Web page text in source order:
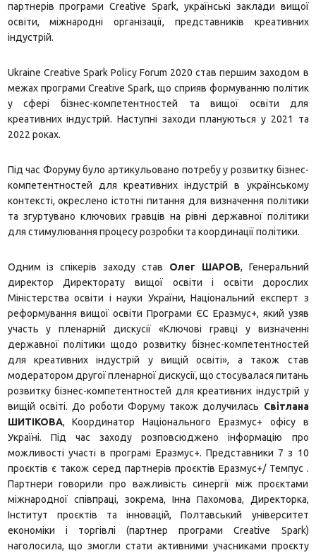
партнерів програми Creative Spark, українські заклади вищої
освіти, міжнародні організації, представників креативних
індустрій.
Ukraine Creative Spark Policy Forum 2020 став першим заходом в
межах програми Creative Spark, що сприяв формуванню політик
у сфері бізнес-компетентностей та вищої освіти для
креативних індустрій. Наступні заходи плануються у 2021 та
2022 роках.
Під час Форуму було артикульовано потребу у розвитку бізнес-
компетентностей для креативних індустрій в українському
контексті, окреслено істотні питання для визначення політики
та згуртувано ключових гравців на рівні державної політики
для стимулювання процесу розробки та координації політики.
Одним із спікерів заходу став Олег ШАРОВ, Генеральний
директор Директорату вищої освіти і освіти дорослих
Міністерства освіти і науки України, Національний експерт з
реформування вищої освіти Програми ЄС Еразмус+, який узяв
участь у пленарній дискусії «Ключові гравці у визначенні
державної політики щодо розвитку бізнес-компетентностей
для креативних індустрій у вищій освіті», а також став
модератором другої пленарної дискусії, що стосувалася питань
розвитку бізнес-компетентностей для креативних індустрій у
вищій освіті. До роботи Форуму також долучилась Світлана
ШИТІКОВА, Координатор Національного Еразмус+ офісу в
Україні. Під час заходу розповсюджено інформацію про
можливості участі в програмі Еразмус+. Представники 7 з 10
проєктів є також серед партнерів проєктів Еразмус+/ Темпус .
Партнери говорили про важливість синергії між проєктами
міжнародної співпраці, зокрема, Інна Пахомова, Директорка,
Інститут проєктів та інновацій, Полтавський університет
економіки і торгівлі (партнер програми Creative Spark)
наголосила, що змогли стати активними учасниками проєкту